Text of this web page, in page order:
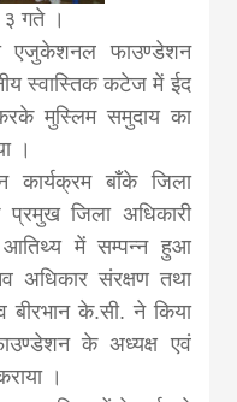
३ गते ।
एजुकेशनल फाउण्डेशन
स्वास्तिक कटेज में ईद
मुस्लिम समुदाय का
।
कार्यक्रम बाँके जिला
जिला अधिकारी
में सम्पन्न हुआ
अधिकार संरक्षण तथा
बीरभान के.सी. ने किया
के अध्यक्ष एवं
।